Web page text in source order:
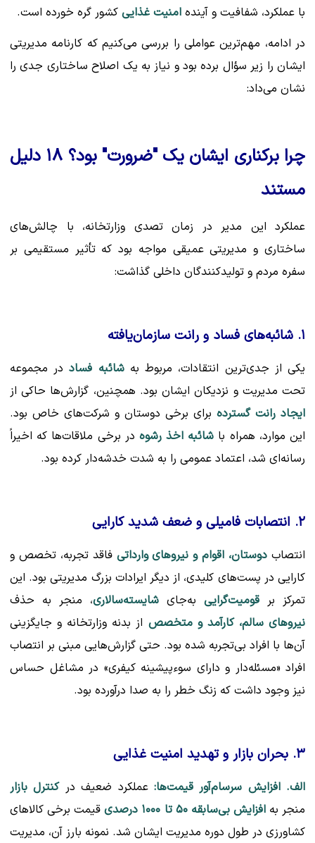
با عملکرد، شفافیت و آینده امنیت غذایی کشور گره خورده است.
در ادامه، مهم‌ترین عواملی را بررسی می‌کنیم که کارنامه مدیریتی
ایشان را زیر سؤال برده بود و نیاز به یک اصلاح ساختاری جدی را
نشان می‌داد:
چرا برکناری ایشان یک "ضرورت" بود؟ ۱۸ دلیل
مستند
عملکرد این مدیر در زمان تصدی وزارتخانه، با چالش‌های
ساختاری و مدیریتی عمیقی مواجه بود که تأثیر مستقیمی بر
سفره مردم و تولیدکنندگان داخلی گذاشت:
۱. شائبه‌های فساد و رانت سازمان‌یافته
یکی از جدی‌ترین انتقادات، مربوط بهشائبه فساددر مجموعه
تحت مدیریت و نزدیکان ایشان بود. همچنین، گزارش‌ها حاکی از
ایجاد رانت گسترده برای برخی دوستان و شرکت‌های خاص بود.
این موارد، همراه با شائبه اخذ رشوه در برخی ملاقات‌ها که اخیراً
رسانه‌ای شد، اعتماد عمومی را به شدت خدشه‌دار کرده بود.
۲. انتصابات فامیلی و ضعف شدید کارایی
انتصاب دوستان، اقوام و نیروهای وارداتی فاقد تجربه، تخصص و
کارایی در پست‌های کلیدی، از دیگر ایرادات بزرگ مدیریتی بود. این
تمرکز بر قومیت‌گرایی به‌جای شایسته‌سالاری، منجر به حذف
نیروهای سالم، کارآمد و متخصص از بدنه وزارتخانه و جایگزینی
آن‌ها با افراد بی‌تجربه شده بود. حتی گزارش‌هایی مبنی بر انتصاب
افراد «مسئله‌دار و دارای سوءپیشینه کیفری» در مشاغل حساس
نیز وجود داشت که زنگ خطر را به صدا درآورده بود.
۳. بحران بازار و تهدید امنیت غذایی
الف. افزایش سرسام‌آور قیمت‌ها: عملکرد ضعیف درکنترل بازار
منجر بهافزایش بی‌سابقه ۵۰ تا ۱۰۰۰ درصدی
قیمت برخی کالاهای
کشاورزی در طول دوره مدیریت ایشان شد. نمونه بارز آن، مدیریت